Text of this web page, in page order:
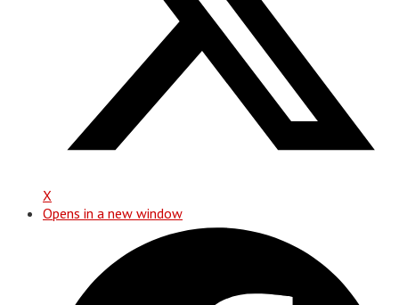
X
Opens in a new window